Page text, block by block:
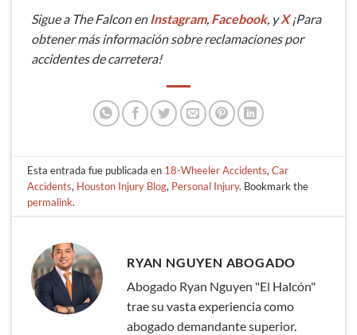
Sigue a The Falcon enInstagram, Facebook, yX ¡Para
obtener más información sobre reclamaciones por
accidentes de carretera!
Esta entrada fue publicada en 18-Wheeler Accidents,Car
Accidents, Houston Injury Blog, Personal Injury. Bookmark the
permalink.
RYAN NGUYEN ABOGADO
Abogado Ryan Nguyen "El Halcón"
trae su vasta experiencia como
abogado demandante superior.